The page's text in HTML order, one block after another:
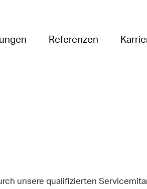
Referenzen
unsere qualifizierten